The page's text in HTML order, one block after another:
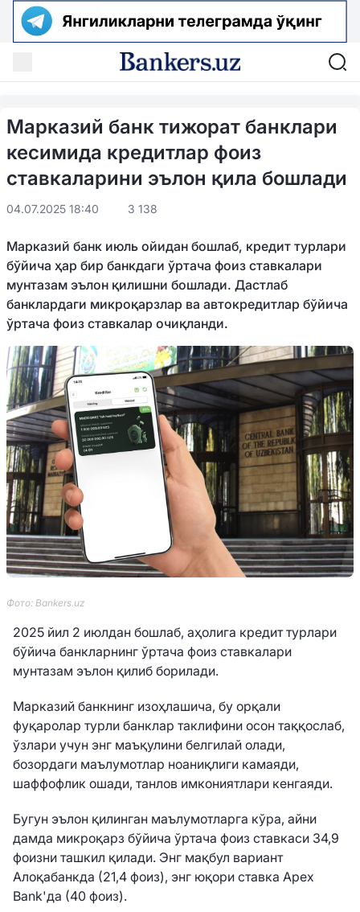
Марказий банк тижорат банклари
кесимида кредитлар фоиз
ставкаларини эълон қила бошлади
04.07.2025 18:40 3 138
Марказий банк июль ойидан бошлаб, кредит турлари
бўйича ҳар бир банкдаги ўртача фоиз ставкалари
мунтазам эълон қилишни бошлади. Дастлаб
банклардаги микроқарзлар ва автокредитлар бўйича
ўртача фоиз ставкалар очиқланди.
Фото: Bankers.uz
2025 йил 2 июлдан бошлаб, аҳолига кредит турлари
бўйича банкларнинг ўртача фоиз ставкалари
мунтазам эълон қилиб борилади.
Марказий банкнинг изоҳлашича, бу орқали
фуқаролар турли банклар таклифини осон таққослаб,
ўзлари учун энг маъқулини белгилай олади,
бозордаги маълумотлар ноаниқлиги камаяди,
шаффофлик ошади, танлов имкониятлари кенгаяди.
Бугун эълон қилинган маълумотларга кўра, айни
дамда микроқарз бўйича ўртача фоиз ставкаси 34,9
фоизни ташкил қилади. Энг мақбул вариант
Алоқабанкда (21,4 фоиз), энг юқори ставка Apex
Bank'да (40 фоиз).